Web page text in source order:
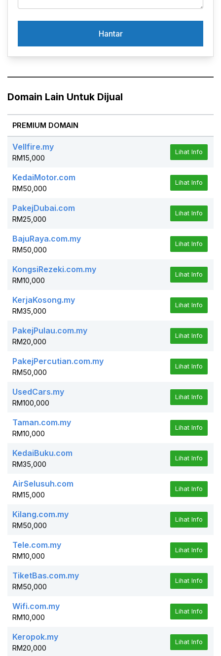
Domain Lain Untuk Dijual
PREMIUM DOMAIN
Vellfire.my
RM15,000
Lihat Info
KedaiMotor.com
RM50,000
Lihat Info
PakejDubai.com
RM25,000
Lihat Info
BajuRaya.com.my
RM50,000
Lihat Info
KongsiRezeki.com.my
RM10,000
Lihat Info
KerjaKosong.my
RM35,000
Lihat Info
PakejPulau.com.my
RM20,000
Lihat Info
PakejPercutian.com.my
RM50,000
Lihat Info
UsedCars.my
RM100,000
Lihat Info
Taman.com.my
RM10,000
Lihat Info
KedaiBuku.com
RM35,000
Lihat Info
AirSelusuh.com
RM15,000
Lihat Info
Kilang.com.my
RM50,000
Lihat Info
Tele.com.my
RM10,000
Lihat Info
TiketBas.com.my
RM50,000
Lihat Info
Wifi.com.my
RM10,000
Lihat Info
Keropok.my
RM20,000
Lihat Info